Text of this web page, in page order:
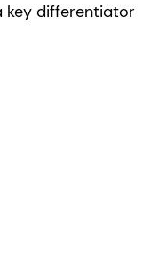
key differentiator